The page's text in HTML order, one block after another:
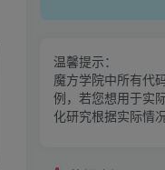
温馨提示：
魔方学院中所有代
例，若您想用于实
化研究根据实际情